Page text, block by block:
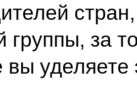
группы, за
вы уделяете